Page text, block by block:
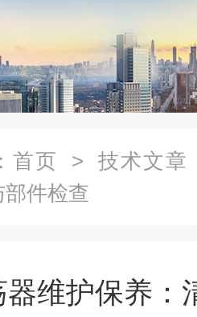
首页 > 技术文章
件检查
维护保养：